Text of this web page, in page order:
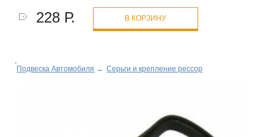
228 Р. В КОРЗИНУ
Подвеска Автомобиля → Серьги и крепление рессор